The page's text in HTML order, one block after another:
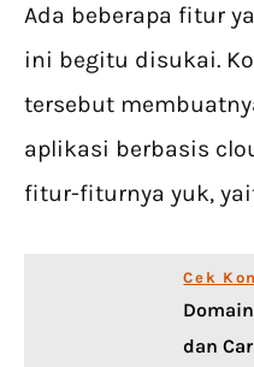
Ada beberapa fitur
ini begitu disukai.
tersebut
aplikasi berbasis
fitur-fiturnya yuk,
Cek
dan